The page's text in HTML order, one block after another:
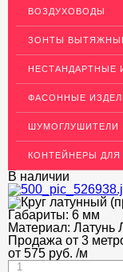
Латунный прокат Л63
Сетка латунная
Ковродержатели
ЭЛЕКТРОДЫ
ДЕКОРАТИВНЫЙ
МЕТАЛЛИЧЕСКИЕ
РАСКЛАДКА,
ВОЗДУХОВОДЫ
ЗОНТЫ
НЕСТАНДАРТНЫЕ
ФАСОННЫЕ
ШУМОГЛУШИТЕЛИ
КОНТЕЙНЕРЫ ДЛЯ
В наличии
Габариты: 6 мм
Материал: Латунь
Продажа от 3
от 575 руб. /м